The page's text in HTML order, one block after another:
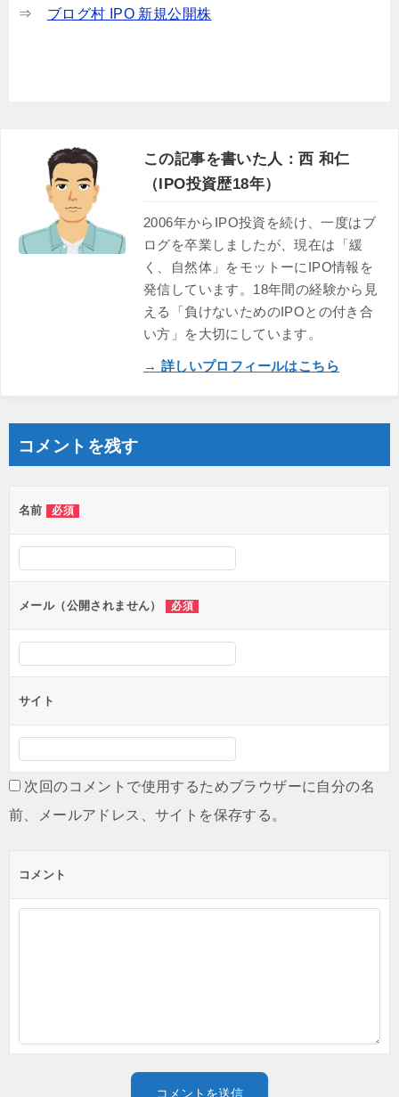
⇒ ブログ村 IPO 新規公開株
この記事を書いた人：西 和仁
（IPO投資歴18年）
2006年からIPO投資を続け、一度はブ
ログを卒業しましたが、現在は「緩
く、自然体」をモットーにIPO情報を
発信しています。18年間の経験から見
える「負けないためのIPOとの付き合
い方」を大切にしています。
→ 詳しいプロフィールはこちら
コメントを残す
名前 必須
メール（公開されません） 必須
サイト
次回のコメントで使用するためブラウザーに自分の名
前、メールアドレス、サイトを保存する。
コメント